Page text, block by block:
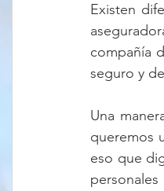
Existen
compañía
seguro y
Una
queremos
eso que